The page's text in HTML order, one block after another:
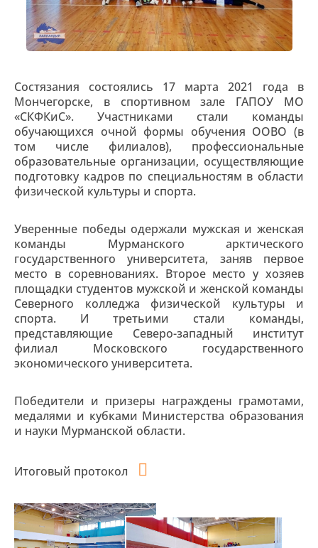
Состязания состоялись 17 марта 2021 года в
Мончегорске, в спортивном зале ГАПОУ МО
«СКФКиС». Участниками стали команды
обучающихся очной формы обучения ООВО (в
том числе филиалов), профессиональные
образовательные организации, осуществляющие
подготовку кадров по специальностям в области
физической культуры и спорта.
Уверенные победы одержали мужская и женская
команды Мурманского арктического
государственного университета, заняв первое
место в соревнованиях. Второе место у хозяев
площадки студентов мужской и женской команды
Северного колледжа физической культуры и
спорта. И третьими стали команды,
представляющие Северо-западный институт
филиал Московского государственного
экономического университета.
Победители и призеры награждены грамотами,
медалями и кубками Министерства образования
и науки Мурманской области.
Итоговый протокол